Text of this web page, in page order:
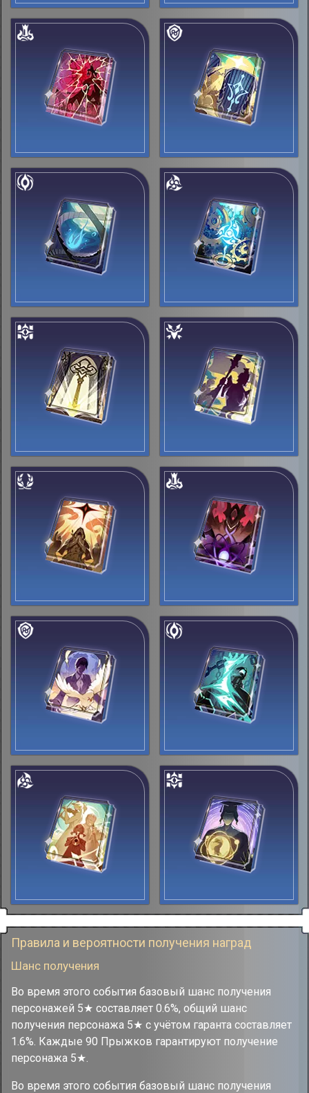
Правила и вероятности получения наград
Шанс получения
Во время этого события базовый шанс получения
персонажей 5★ составляет 0.6%, общий шанс
получения персонажа 5★ с учётом гаранта составляет
1.6%. Каждые 90 Прыжков гарантируют получение
персонажа 5★.
Во время этого события базовый шанс получения